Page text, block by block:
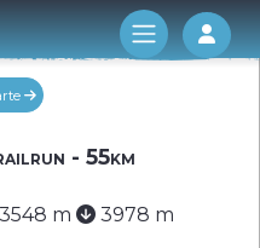
Log
- 55km
m 3978 m